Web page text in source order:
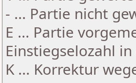
- ... Partie nicht
E ... Partie
Einstiegselozahl
K ... Korrektur